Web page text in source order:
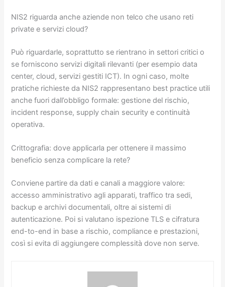
NIS2 riguarda anche aziende non telco che usano reti
private e servizi cloud?
Può riguardarle, soprattutto se rientrano in settori critici o
se forniscono servizi digitali rilevanti (per esempio data
center, cloud, servizi gestiti ICT). In ogni caso, molte
pratiche richieste da NIS2 rappresentano best practice utili
anche fuori dall’obbligo formale: gestione del rischio,
incident response, supply chain security e continuità
operativa.
Crittografia: dove applicarla per ottenere il massimo
beneficio senza complicare la rete?
Conviene partire da dati e canali a maggiore valore:
accesso amministrativo agli apparati, traffico tra sedi,
backup e archivi documentali, oltre ai sistemi di
autenticazione. Poi si valutano ispezione TLS e cifratura
end-to-end in base a rischio, compliance e prestazioni,
così si evita di aggiungere complessità dove non serve.